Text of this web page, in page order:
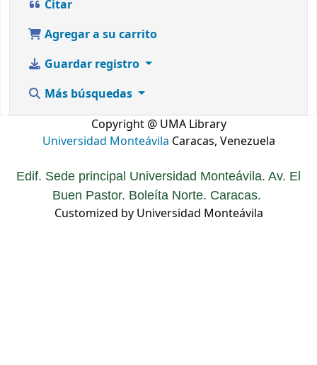
Citar
Agregar a su carrito
Guardar registro
Más búsquedas
Copyright @ UMA Library
Universidad Monteávila Caracas, Venezuela
Edif. Sede principal Universidad Monteávila. Av. El
Buen Pastor. Boleíta Norte. Caracas.
Customized by Universidad Monteávila